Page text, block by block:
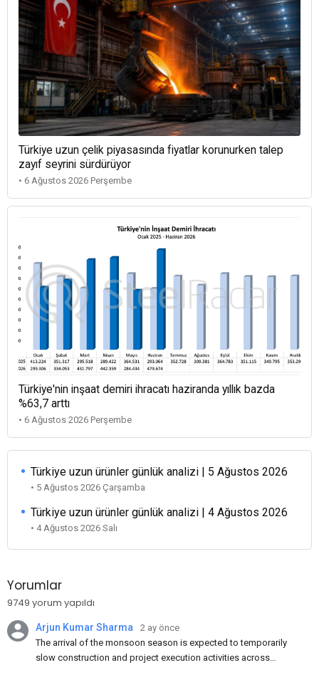
Türkiye uzun çelik piyasasında fiyatlar korunurken talep
zayıf seyrini sürdürüyor
• 6 Ağustos 2026 Perşembe
Türkiye'nin inşaat demiri ihracatı haziranda yıllık bazda
%63,7 arttı
• 6 Ağustos 2026 Perşembe
Türkiye uzun ürünler günlük analizi | 5 Ağustos 2026
• 5 Ağustos 2026 Çarşamba
Türkiye uzun ürünler günlük analizi | 4 Ağustos 2026
• 4 Ağustos 2026 Salı
Yorumlar
9749 yorum yapıldı
Arjun Kumar Sharma
2 ay önce
The arrival of the monsoon season is expected to temporarily
slow construction and project execution activities across